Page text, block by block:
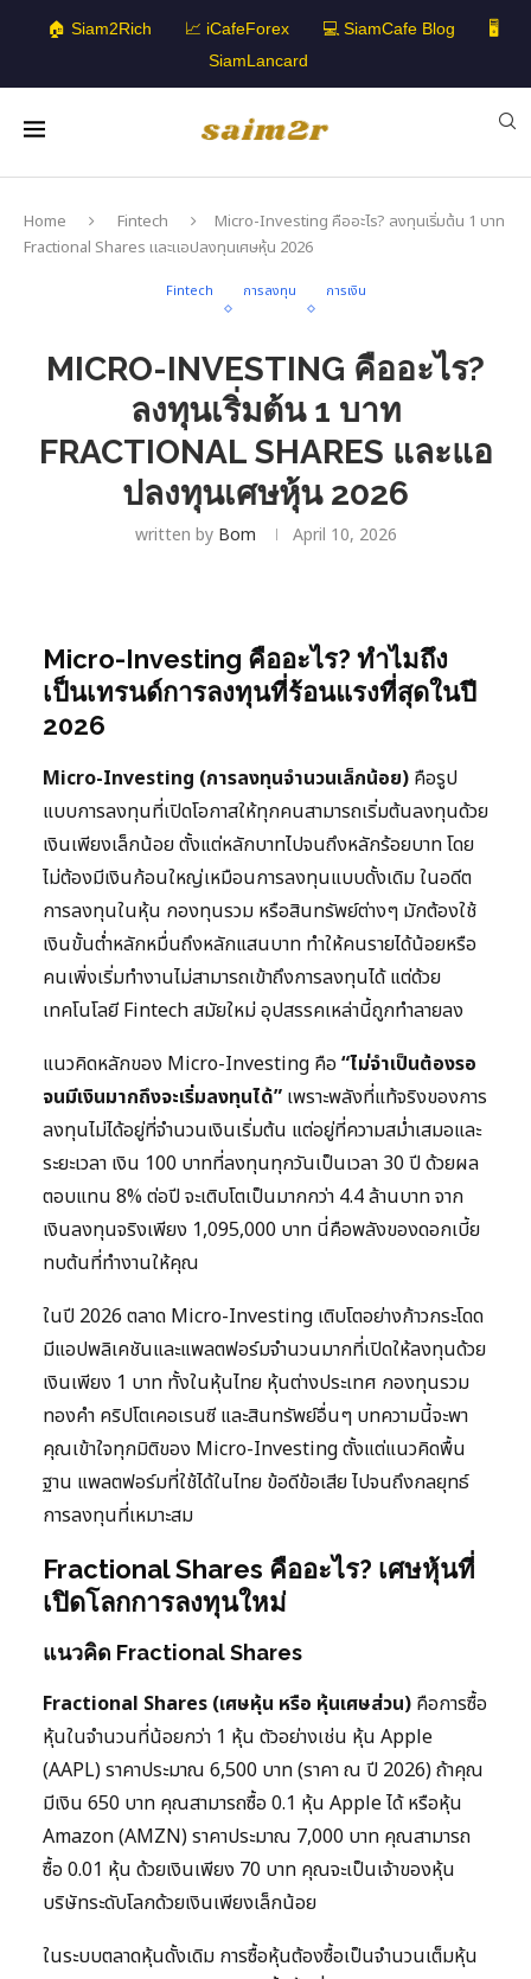
🏠 Siam2Rich 📈 iCafeForex 💻 SiamCafe Blog
🖥️
SiamLancard
Home Fintech
Micro-Investing คืออะไร? ลงทุนเริ่มต้น 1 บาท
Fractional Shares และแอปลงทุนเศษหุ้น 2026
Fintech การลงทุน การเงิน
MICRO-INVESTING คืออะไร?
ลงทุนเริ่มต้น 1 บาท
FRACTIONAL SHARES และแอ
ปลงทุนเศษหุ้น 2026
written by Bom April 10, 2026
Micro-Investing คืออะไร? ทำไมถึง
เป็นเทรนด์การลงทุนที่ร้อนแรงที่สุดในปี
2026
Micro-Investing (การลงทุนจำนวนเล็กน้อย) คือรูป
แบบการลงทุนที่เปิดโอกาสให้ทุกคนสามารถเริ่มต้นลงทุนด้วย
เงินเพียงเล็กน้อย ตั้งแต่หลักบาทไปจนถึงหลักร้อยบาท โดย
ไม่ต้องมีเงินก้อนใหญ่เหมือนการลงทุนแบบดั้งเดิม ในอดีต
การลงทุนในหุ้น กองทุนรวม หรือสินทรัพย์ต่างๆ มักต้องใช้
เงินขั้นต่ำหลักหมื่นถึงหลักแสนบาท ทำให้คนรายได้น้อยหรือ
คนเพิ่งเริ่มทำงานไม่สามารถเข้าถึงการลงทุนได้ แต่ด้วย
เทคโนโลยี Fintech สมัยใหม่ อุปสรรคเหล่านี้ถูกทำลายลง
แนวคิดหลักของ Micro-Investing คือ “ไม่จำเป็นต้องรอ
จนมีเงินมากถึงจะเริ่มลงทุนได้” เพราะพลังที่แท้จริงของการ
ลงทุนไม่ได้อยู่ที่จำนวนเงินเริ่มต้น แต่อยู่ที่ความสม่ำเสมอและ
ระยะเวลา เงิน 100 บาทที่ลงทุนทุกวันเป็นเวลา 30 ปี ด้วยผล
ตอบแทน 8% ต่อปี จะเติบโตเป็นมากกว่า 4.4 ล้านบาท จาก
เงินลงทุนจริงเพียง 1,095,000 บาท นี่คือพลังของดอกเบี้ย
ทบต้นที่ทำงานให้คุณ
ในปี 2026 ตลาด Micro-Investing เติบโตอย่างก้าวกระโดด
มีแอปพลิเคชันและแพลตฟอร์มจำนวนมากที่เปิดให้ลงทุนด้วย
เงินเพียง 1 บาท ทั้งในหุ้นไทย หุ้นต่างประเทศ กองทุนรวม
ทองคำ คริปโตเคอเรนซี และสินทรัพย์อื่นๆ บทความนี้จะพา
คุณเข้าใจทุกมิติของ Micro-Investing ตั้งแต่แนวคิดพื้น
ฐาน แพลตฟอร์มที่ใช้ได้ในไทย ข้อดีข้อเสีย ไปจนถึงกลยุทธ์
การลงทุนที่เหมาะสม
Fractional Shares คืออะไร? เศษหุ้นที่
เปิดโลกการลงทุนใหม่
แนวคิด Fractional Shares
Fractional Shares (เศษหุ้น หรือ หุ้นเศษส่วน) คือการซื้อ
หุ้นในจำนวนที่น้อยกว่า 1 หุ้น ตัวอย่างเช่น หุ้น Apple
(AAPL) ราคาประมาณ 6,500 บาท (ราคา ณ ปี 2026) ถ้าคุณ
มีเงิน 650 บาท คุณสามารถซื้อ 0.1 หุ้น Apple ได้ หรือหุ้น
Amazon (AMZN) ราคาประมาณ 7,000 บาท คุณสามารถ
ซื้อ 0.01 หุ้น ด้วยเงินเพียง 70 บาท คุณจะเป็นเจ้าของหุ้น
บริษัทระดับโลกด้วยเงินเพียงเล็กน้อย
ในระบบตลาดหุ้นดั้งเดิม การซื้อหุ้นต้องซื้อเป็นจำนวนเต็มหุ้น